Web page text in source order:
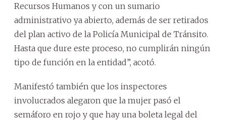
Recursos Humanos y con un sumario
administrativo ya abierto, además de ser retirados
del plan activo de la Policía Municipal de Tránsito.
Hasta que dure este proceso, no cumplirán ningún
tipo de función en la entidad”, acotó.
Manifestó también que los inspectores
involucrados alegaron que la mujer pasó el
semáforo en rojo y que hay una boleta legal del